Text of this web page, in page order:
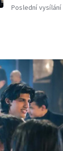
Poslední vysílání